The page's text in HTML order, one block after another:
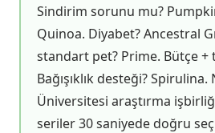
Sindirim sorunu mu?
Quinoa. Diyabet? Ancestral
standart pet? Prime. Bütçe +
Bağışıklık desteği?
Üniversitesi araştırma
seriler 30 saniyede doğru